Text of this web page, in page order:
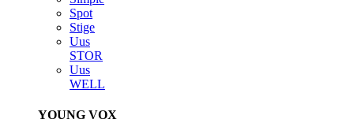
Spot
Stige
Uus
STOR
Uus
WELL
YOUNG VOX